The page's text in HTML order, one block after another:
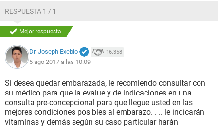
RESPUESTA 1 / 1
Mejor respuesta
Dr. Joseph Exebio 16.358
5 ago 2017 a las 10:09
Si desea quedar embarazada, le recomiendo consultar con
su médico para que la evalue y de indicaciones en una
consulta pre-concepcional para que llegue usted en las
mejores condiciones posibles al embarazo. . .. le indicarán
vitaminas y demás según su caso particular harán